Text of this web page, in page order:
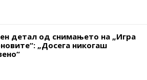
детал од снимањето на „Игра
„Досега никогаш